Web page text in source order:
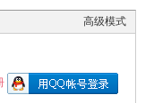
高级模式